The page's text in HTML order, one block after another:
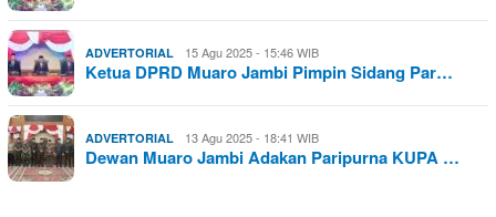
ADVERTORIAL 15 Agu 2025 - 15:46 WIB
Ketua DPRD Muaro Jambi Pimpin Sidang Par…
ADVERTORIAL 13 Agu 2025 - 18:41 WIB
Dewan Muaro Jambi Adakan Paripurna KUPA …